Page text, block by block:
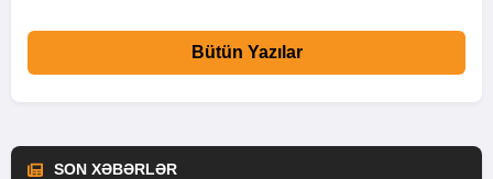
Bütün Yazılar
SON XƏBƏRLƏR